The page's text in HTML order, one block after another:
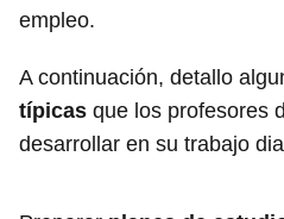
empleo.
A continuación, detallo
típicas que los profesores
desarrollar en su trabajo